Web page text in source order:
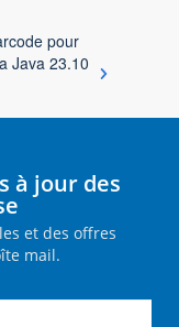
pour
Java 23.10
à jour des
et des offres
mail.